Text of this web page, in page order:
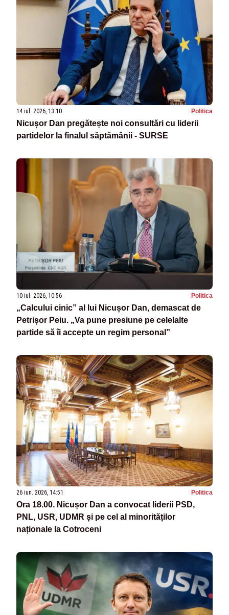
14 iul. 2026, 13:10 Politica
Nicușor Dan pregătește noi consultări cu liderii
partidelor la finalul săptămânii - SURSE
10 iul. 2026, 10:56 Politica
„Calcului cinic” al lui Nicușor Dan, demascat de
Petrișor Peiu. „Va pune presiune pe celelalte
partide să îi accepte un regim personal”
26 iun. 2026, 14:51 Politica
Ora 18.00. Nicușor Dan a convocat liderii PSD,
PNL, USR, UDMR și pe cel al minorităților
naționale la Cotroceni